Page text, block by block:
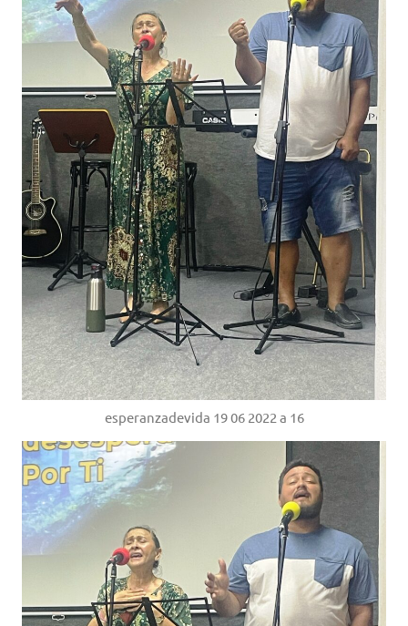
esperanzadevida 19 06 2022 a 16